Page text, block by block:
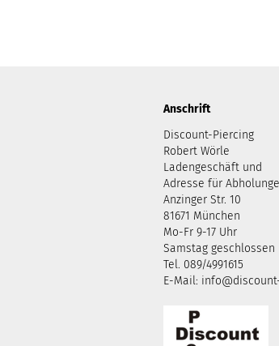
Anschrift
Discount-Piercing
Robert Wörle
Ladengeschäft und
Adresse für
Anzinger Str. 10
81671 München
Mo-Fr 9-17 Uhr
Samstag geschlossen
Tel. 089/4991615
E-Mail: